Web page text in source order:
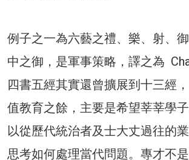
例子之一為六藝之禮、樂、射、
中之御，是軍事策略，譯之為
四書五經其實還曾擴展到十三經
值教育之餘，主要是希望莘莘學
以從歷代統治者及士大丈過往的
思考如何處理當代問題。專才不